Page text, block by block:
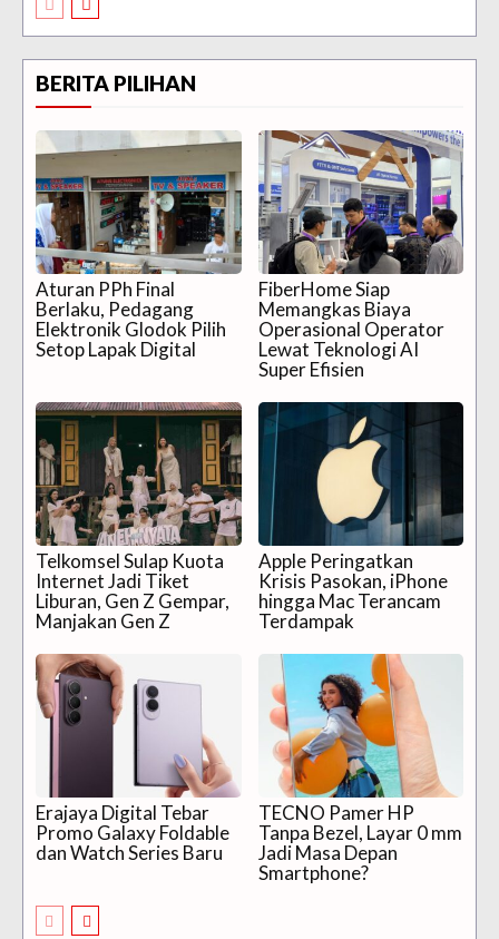
BERITA PILIHAN
Aturan PPh Final
Berlaku, Pedagang
Elektronik Glodok Pilih
Setop Lapak Digital
FiberHome Siap
Memangkas Biaya
Operasional Operator
Lewat Teknologi AI
Super Efisien
Telkomsel Sulap Kuota
Internet Jadi Tiket
Liburan, Gen Z Gempar,
Manjakan Gen Z
Apple Peringatkan
Krisis Pasokan, iPhone
hingga Mac Terancam
Terdampak
Erajaya Digital Tebar
Promo Galaxy Foldable
dan Watch Series Baru
TECNO Pamer HP
Tanpa Bezel, Layar 0 mm
Jadi Masa Depan
Smartphone?